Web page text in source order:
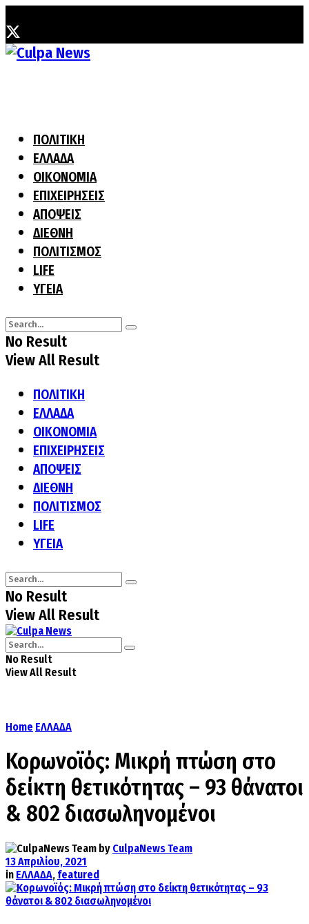
ΠΟΛΙΤΙΚΗ
ΕΛΛΑΔΑ
ΟΙΚΟΝΟΜΙΑ
ΕΠΙΧΕΙΡΗΣΕΙΣ
ΑΠΟΨΕΙΣ
ΔΙΕΘΝΗ
ΠΟΛΙΤΙΣΜΟΣ
LIFE
ΥΓΕΙΑ
No Result
View All Result
ΠΟΛΙΤΙΚΗ
ΕΛΛΑΔΑ
ΟΙΚΟΝΟΜΙΑ
ΕΠΙΧΕΙΡΗΣΕΙΣ
ΑΠΟΨΕΙΣ
ΔΙΕΘΝΗ
ΠΟΛΙΤΙΣΜΟΣ
LIFE
ΥΓΕΙΑ
No Result
View All Result
No Result
View All Result
Home ΕΛΛΑΔΑ
Κορωνοϊός: Μικρή πτώση στο
δείκτη θετικότητας – 93 θάνατοι
& 802 διασωληνομένοι
by CulpaNews Team
13 Απριλίου, 2021
in ΕΛΛΑΔΑ, featured